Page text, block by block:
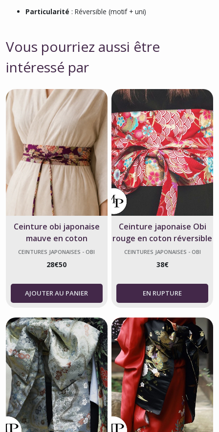
Particularité : Réversible (motif + uni)
Vous pourriez aussi être
intéressé par
Ceinture obi japonaise
mauve en coton
CEINTURES JAPONAISES - OBI
28€50
AJOUTER AU PANIER
Ceinture japonaise Obi
rouge en coton réversible
– Motifs fleurs et vagues
Nami
CEINTURES JAPONAISES - OBI
38€